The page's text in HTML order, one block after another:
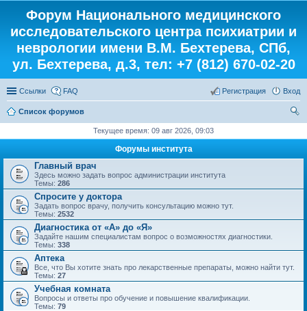
Форум Национального медицинского
исследовательского центра психиатрии и
неврологии имени В.М. Бехтерева, СПб,
ул. Бехтерева, д.3, тел: +7 (812) 670-02-20
Ссылки FAQ Вход
Регистрация
Список форумов
Текущее время: 09 авг 2026, 09:03
Форумы института
Главный врач
Здесь можно задать вопрос администрации института
Темы: 286
Спросите у доктора
Задать вопрос врачу, получить консультацию можно тут.
Темы: 2532
Диагностика от «А» до «Я»
Задайте нашим специалистам вопрос о возможностях диагностики.
Темы: 338
Аптека
Все, что Вы хотите знать про лекарственные препараты, можно найти тут.
Темы: 27
Учебная комната
Вопросы и ответы про обучение и повышение квалификации.
Темы: 79